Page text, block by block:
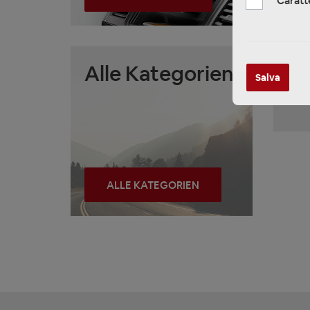
Alle Kategorien
ALLE KATEGORIEN
Salva